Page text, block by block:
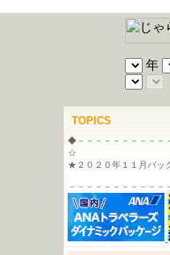
TOPICS
◆－－－－－－－－－－
☆
★２０２０年１１月バッ
－－－－－－－－－－